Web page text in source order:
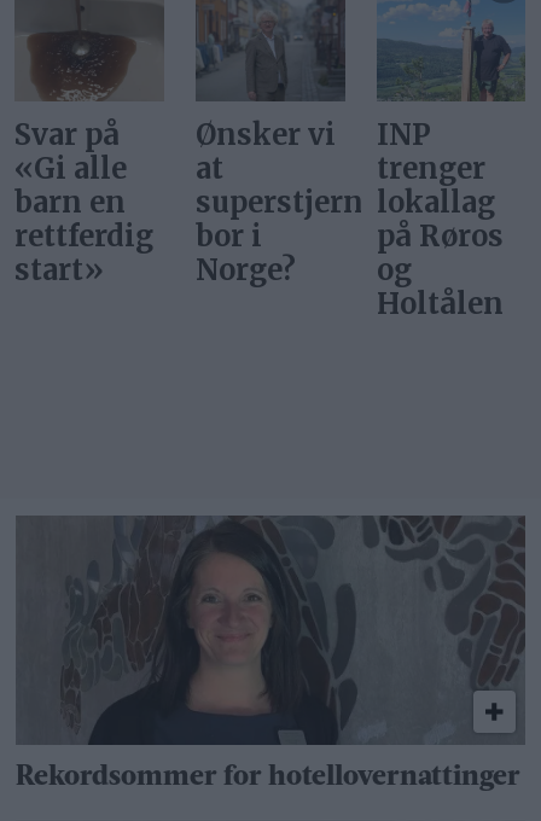
Ønsker vi
at
superstjerner
bor i
Norge?
INP
trenger
lokallag
på Røros
og
Gi alle
barn en
rettferdig
start
Rekordsommer for hotellovernattinger